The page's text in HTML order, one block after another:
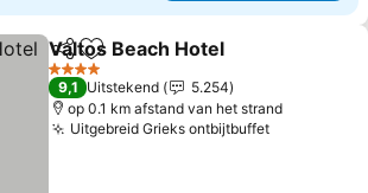
DelenToevoegen aan favorieten
Valtos Beach Hotel
4 Sterren
9,1 Uitstekend
5.254
op 0.1 km afstand van het strand
Uitgebreid Grieks ontbijtbuffet